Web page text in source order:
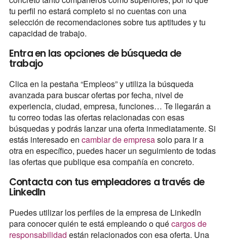
tu perfil no estará completo si no cuentas con una
selección de recomendaciones sobre tus aptitudes y tu
capacidad de trabajo.
Entra en las opciones de búsqueda de
trabajo
Clica en la pestaña “Empleos” y utiliza la búsqueda
avanzada para buscar ofertas por fecha, nivel de
experiencia, ciudad, empresa, funciones… Te llegarán a
tu correo todas las ofertas relacionadas con esas
búsquedas y podrás lanzar una oferta inmediatamente. Si
estás interesado en cambiar de empresasolo para ir a
otra en específico, puedes hacer un seguimiento de todas
las ofertas que publique esa compañía en concreto.
Contacta con tus empleadores a través de
LinkedIn
Puedes utilizar los perfiles de la empresa de LinkedIn
para conocer quién te está empleando o quécargos de
responsabilidad están relacionados con esa oferta. Una